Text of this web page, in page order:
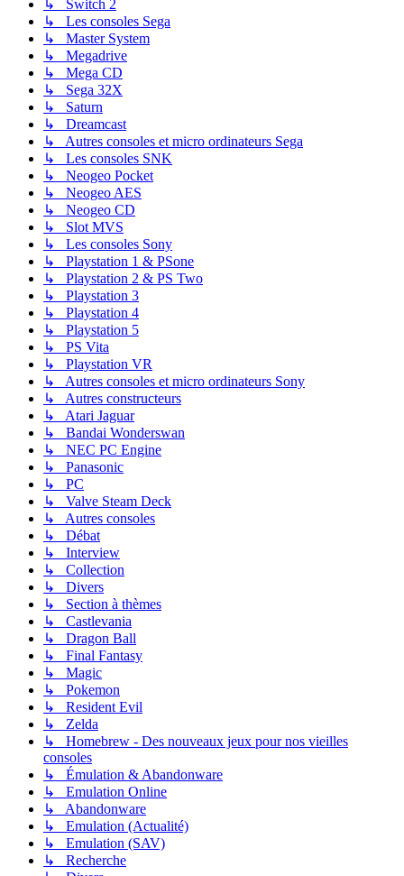
↳ Switch 2
↳ Les consoles Sega
↳ Master System
↳ Megadrive
↳ Mega CD
↳ Sega 32X
↳ Saturn
↳ Dreamcast
↳ Autres consoles et micro ordinateurs Sega
↳ Les consoles SNK
↳ Neogeo Pocket
↳ Neogeo AES
↳ Neogeo CD
↳ Slot MVS
↳ Les consoles Sony
↳ Playstation 1 & PSone
↳ Playstation 2 & PS Two
↳ Playstation 3
↳ Playstation 4
↳ Playstation 5
↳ PS Vita
↳ Playstation VR
↳ Autres consoles et micro ordinateurs Sony
↳ Autres constructeurs
↳ Atari Jaguar
↳ Bandai Wonderswan
↳ NEC PC Engine
↳ Panasonic
↳ PC
↳ Valve Steam Deck
↳ Autres consoles
↳ Débat
↳ Interview
↳ Collection
↳ Divers
↳ Section à thèmes
↳ Castlevania
↳ Dragon Ball
↳ Final Fantasy
↳ Magic
↳ Pokemon
↳ Resident Evil
↳ Zelda
↳ Homebrew - Des nouveaux jeux pour nos vieilles
consoles
↳ Émulation & Abandonware
↳ Emulation Online
↳ Abandonware
↳ Emulation (Actualité)
↳ Emulation (SAV)
↳ Recherche